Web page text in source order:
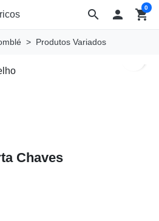
search  shopping_cart
0
Produtos Variados
Chaves